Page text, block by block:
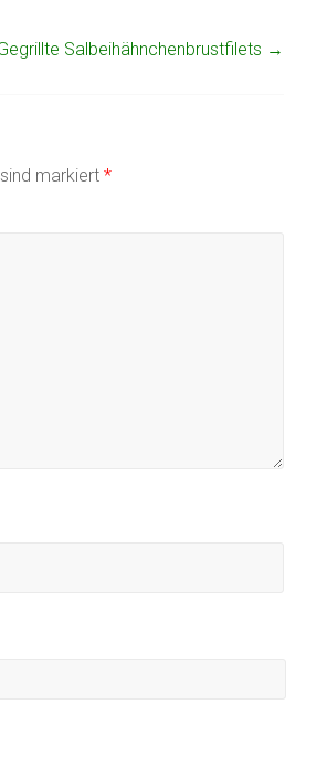
Salbeihähnchenbrustfilets →
markiert *